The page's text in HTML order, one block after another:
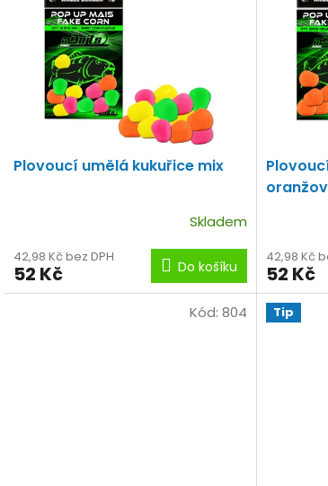
Plovoucí umělá kukuřice mix
Skladem
42,98 Kč bez DPH
52 Kč Do košíku
42,98 Kč
52 Kč
Kód: 804 Tip